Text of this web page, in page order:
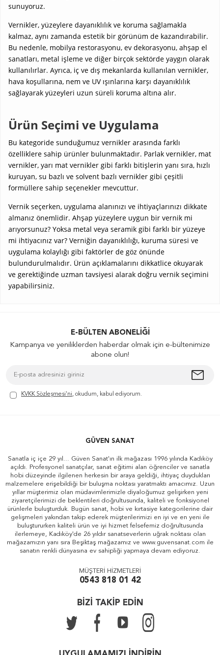
sunuyoruz.
Vernikler, yüzeylere dayanıklılık ve koruma sağlamakla
kalmaz, aynı zamanda estetik bir görünüm de kazandırabilir.
Bu nedenle, mobilya restorasyonu, ev dekorasyonu, ahşap el
sanatları, metal işleme ve diğer birçok sektörde yaygın olarak
kullanılırlar. Ayrıca, iç ve dış mekanlarda kullanılan vernikler,
hava koşullarına, nem ve UV ışınlarına karşı dayanıklılık
sağlayarak yüzeyleri uzun süreli koruma altına alır.
Ürün Seçimi ve Uygulama
Bu kategoride sunduğumuz vernikler arasında farklı
özelliklere sahip ürünler bulunmaktadır. Parlak vernikler, mat
vernikler, yarı mat vernikler gibi farklı bitişlerin yanı sıra, hızlı
kuruyan, su bazlı ve solvent bazlı vernikler gibi çeşitli
formüllere sahip seçenekler mevcuttur.
Vernik seçerken, uygulama alanınızı ve ihtiyaçlarınızı dikkate
almanız önemlidir. Ahşap yüzeylere uygun bir vernik mi
arıyorsunuz? Yoksa metal veya seramik gibi farklı bir yüzeye
mi ihtiyacınız var? Verniğin dayanıklılığı, kuruma süresi ve
uygulama kolaylığı gibi faktörler de göz önünde
bulundurulmalıdır. Ürün açıklamalarını dikkatlice okuyarak
ve gerektiğinde uzman tavsiyesi alarak doğru vernik seçimini
yapabilirsiniz.
E-BÜLTEN ABONELIĞI
Kampanya ve yeniliklerden haberdar olmak için e-bültenimize
abone olun!
KVKK Sözleşmesi'ni, okudum, kabul ediyorum.
GÜVEN SANAT
Sanatla iç içe 29 yıl... Güven Sanat'ın ilk mağazası 1996 yılında Kadıköy
açıldı. Profesyonel sanatçılar, sanat eğitimi alan öğrenciler ve sanatla
hobi düzeyinde ilgilenen herkesin bir araya geldiği, ihtiyaç duydukları
malzemelere erişebildiği bir buluşma noktası yaratmaktı amacımız. Uzun
yıllar müşterimiz olan müdavimlerimizle diyaloğumuz gelişirken yeni
ziyaretçilerimizi de beklentileri doğrultusunda, kaliteli ve fonksiyonel
ürünlerle buluşturduk. Bugün sanat, hobi ve kırtasiye kategorilerine dair
gelişmeleri yakından takip ederek müşterilerimizi en iyi ve en yeni ile
buluştururken kaliteli ürün ve iyi hizmet felsefemiz doğrultusunda
ilerlemeye, Kadıköy'de 26 yıldır sanatseverlerin uğrak noktası olan
mağazamızın yanı sıra Beşiktaş mağazamız ve www.guvensanat.com ile
sanatın renkli dünyasına ev sahipliği yapmaya devam ediyoruz.
MÜŞTERİ HİZMETLERİ
0543 818 01 42
BİZİ TAKİP EDİN